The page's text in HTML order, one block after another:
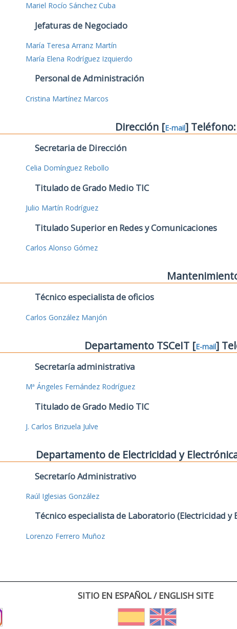
Mariel Rocío Sánchez Cuba
Jefaturas de Negociado
María Teresa Arranz Martín
María Elena Rodríguez Izquierdo
Personal de Administración
Cristina Martínez Marcos
Dirección [E-mail]
Secretaria de Dirección
Celia Domínguez Rebollo
Titulado de Grado Medio TIC
Julio Martín Rodríguez
Titulado Superior en Redes y Comunicaciones
Carlos Alonso Gómez
Técnico especialista de oficios
Carlos González Manjón
Departamento TSCeIT [E-mail]
Secretaría administrativa
Mª Ángeles Fernández Rodríguez
Titulado de Grado Medio TIC
J. Carlos Brizuela Julve
Departamento de Electricidad y
Secretarío Administrativo
Raúl Iglesias González
Técnico especialista de Laboratorio (Electricidad y
Lorenzo Ferrero Muñoz
SITIO EN ESPAÑOL / ENGLISH SITE